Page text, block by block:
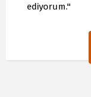
ediyorum."